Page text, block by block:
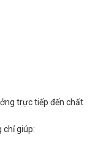
trực tiếp đến chất
chỉ giúp: